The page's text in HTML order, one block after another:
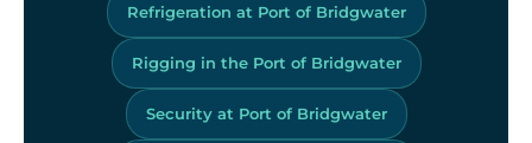
Refrigeration at Port of Bridgwater
Rigging in the Port of Bridgwater
Security at Port of Bridgwater